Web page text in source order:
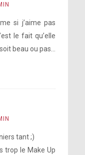
si j’aime pas
le fait qu’elle
beau ou pas…
tant ;)
trop le Make Up